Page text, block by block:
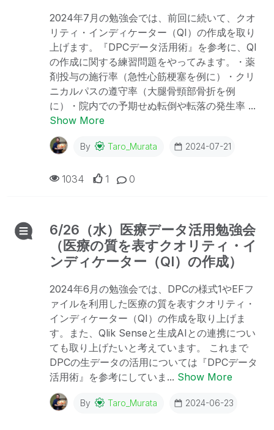
2024年7月の勉強会では、前回に続いて、クオ
リティ・インディケーター（QI）の作成を取り
上げます。『DPCデータ活用術』を参考に、QI
の作成に関する練習問題をやってみます。・薬
剤投与の施行率（急性心筋梗塞を例に）・クリ
ニカルパスの遵守率（大腿骨頸部骨折を例
に）・院内での予期せぬ転倒や転落の発生率 ...
Show More
By Taro_Murata 2024-07-21
0
1
1034
6/26（水）医療データ活用勉強会
（医療の質を表すクオリティ・イ
ンディケーター（QI）の作成）
2024年6月の勉強会では、DPCの様式1やEFフ
ァイルを利用した医療の質を表すクオリティ・
インディケーター（QI）の作成を取り上げま
す。また、Qlik Senseと生成AIとの連携につい
ても取り上げたいと考えています。 これまで
DPCの生データの活用については『DPCデータ
活用術』を参考にしていま... Show More
By Taro_Murata 2024-06-23